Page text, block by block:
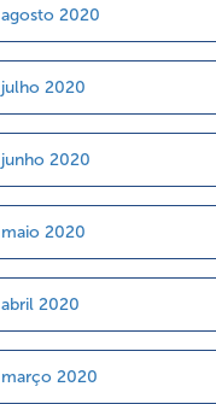
agosto 2020
julho 2020
junho 2020
maio 2020
abril 2020
março 2020